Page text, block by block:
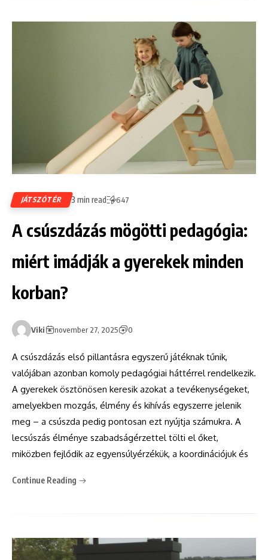
JÁTSZÓTÉR 3 min read 647
A csúszdázás mögötti pedagógia:
miért imádják a gyerekek minden
korban?
Viki november 27, 2025 0
A csúszdázás első pillantásra egyszerű játéknak tűnik,
valójában azonban komoly pedagógiai háttérrel rendelkezik.
A gyerekek ösztönösen keresik azokat a tevékenységeket,
amelyekben mozgás, élmény és kihívás egyszerre jelenik
meg – a csúszda pedig pontosan ezt nyújtja számukra. A
lecsúszás élménye szabadságérzettel tölti el őket,
miközben fejlődik az egyensúlyérzékük, a koordinációjuk és
Continue Reading